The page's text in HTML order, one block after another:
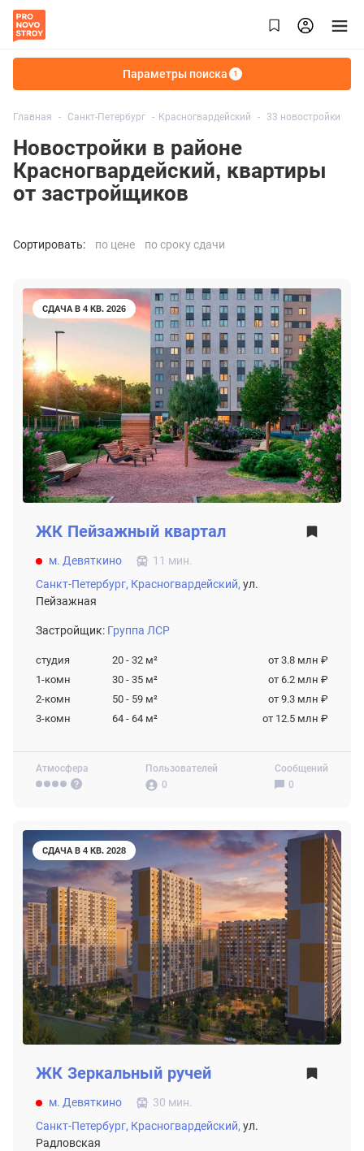
Параметры поиска 1
Главная Санкт-Петербург Красногвардейский 33 новостройки
Новостройки в районе
Красногвардейский, квартиры
от застройщиков
Сортировать: по цене по сроку сдачи
СДАЧА В 4 КВ. 2026
Атмосфера
Пользователей
0
Сообщений
0
ЖК Пейзажный квартал
м. Девяткино
11 мин.
Санкт-Петербург, Красногвардейский, ул.
Пейзажная
Застройщик: Группа ЛСР
студия 20 - 32 м²
от 3.8 млн ₽
1-комн
30 - 35 м²
от 6.2 млн ₽
2-комн
50 - 59 м²
от 9.3 млн ₽
3-комн
64 - 64 м² от 12.5 млн ₽
СДАЧА В 4 КВ. 2028
ЖК Зеркальный ручей
м. Девяткино
30 мин.
Санкт-Петербург, Красногвардейский, ул.
Радловская